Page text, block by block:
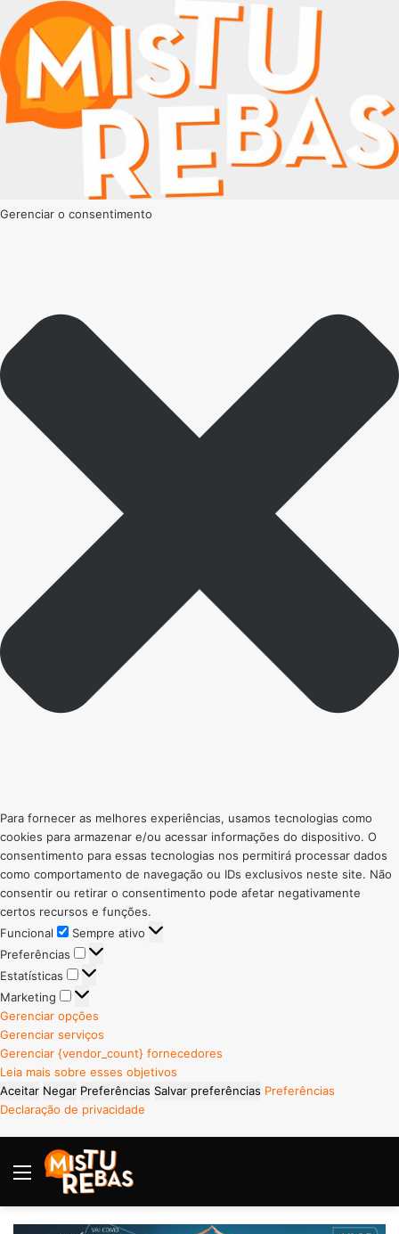
Gerenciar o consentimento
Para fornecer as melhores experiências, usamos tecnologias como
cookies para armazenar e/ou acessar informações do dispositivo. O
consentimento para essas tecnologias nos permitirá processar dados
como comportamento de navegação ou IDs exclusivos neste site. Não
consentir ou retirar o consentimento pode afetar negativamente
certos recursos e funções.
Funcional
Funcional
Sempre ativo
Preferências
Preferências
Estatísticas
Estatísticas
Marketing
Marketing
Gerenciar opções
Gerenciar serviços
Gerenciar {vendor_count} fornecedores
Leia mais sobre esses objetivos
Aceitar Negar Preferências Salvar preferências Preferências
Declaração de privacidade
Menu